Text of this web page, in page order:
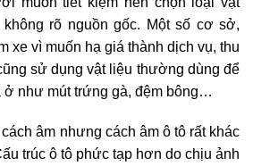
không rõ nguồn gốc. Một số cơ sở,
xe vì muốn hạ giá thành dịch vụ, thu
sử dụng vật liệu thường dùng để
ở như mút trứng gà, đệm bông…
âm nhưng cách âm ô tô rất khác
trúc ô tô phức tạp hơn do chịu ảnh